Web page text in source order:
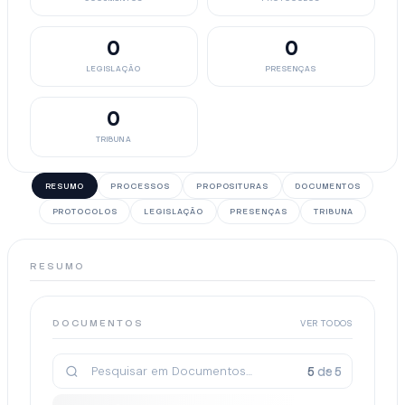
0
LEGISLAÇÃO
0
PRESENÇAS
0
TRIBUNA
RESUMO PROCESSOS PROPOSITURAS DOCUMENTOS
PROTOCOLOS LEGISLAÇÃO PRESENÇAS TRIBUNA
RESUMO
DOCUMENTOS VER TODOS
5 de5